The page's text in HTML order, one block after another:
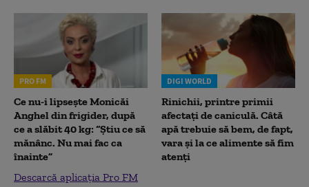
PRO FM
Ce nu-i lipsește Monicăi
Anghel din frigider, după
ce a slăbit 40 kg: “Știu ce să
mănânc. Nu mai fac ca
înainte”
Descarcă aplicația Pro FM
DIGI WORLD
Rinichii, printre primii
afectați de caniculă. Câtă
apă trebuie să bem, de fapt,
vara și la ce alimente să fim
atenți